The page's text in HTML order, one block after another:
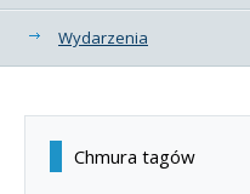
Wydarzenia
Chmura tagów